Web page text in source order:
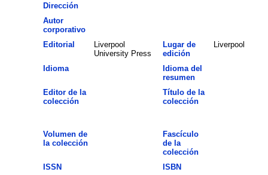
Dirección
Autor
corporativo
Editorial
Liverpool
University Press
Lugar de
edición
Liverpool
Idioma
Idioma del
resumen
Editor de la
colección
Título de la
colección
Volumen de
la colección
Fascículo
de la
colección
ISSN
ISBN